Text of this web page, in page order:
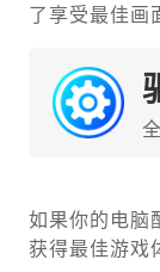
了享受最佳画
如果你的电脑
获得最佳游戏